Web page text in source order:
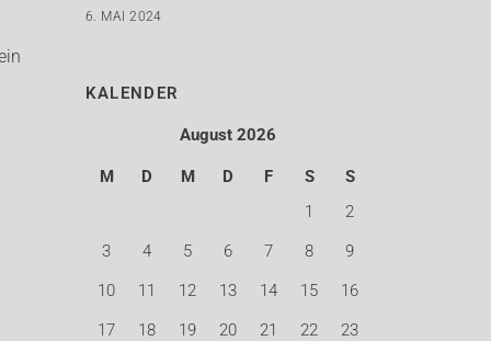
6. MAI 2024
KALENDER
August 2026
M D M D F S
S
1
2
3
4 5 6 7 8
9
10
11 12 13 14 15
16
17
18 19 20 21 22
23